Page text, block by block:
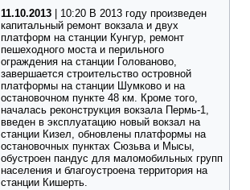
11.10.2013 | 10:20 В 2013 году произведен
капитальный ремонт вокзала и двух
платформ на станции Кунгур, ремонт
пешеходного моста и перильного
ограждения на станции Голованово,
завершается строительство островной
платформы на станции Шумково и на
остановочном пункте 48 км. Кроме того,
началась реконструкция вокзала Пермь-1,
введен в эксплуатацию новый вокзал на
станции Кизел, обновлены платформы на
остановочных пунктах Сюзьва и Мысы,
обустроен пандус для маломобильных групп
населения и благоустроена территория на
станции Кишерть.